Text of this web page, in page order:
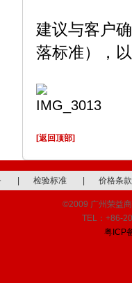
建议与客户
落标准），
[返回顶部]
检验标准 价格条款
©2009 广州荣益
TEL：+86-
粤ICP